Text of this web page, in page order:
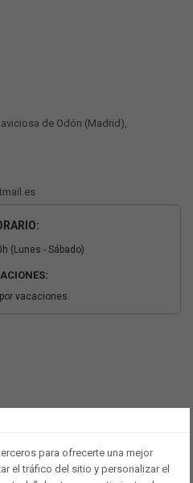
de Odón (Madrid),
(Lunes - Sábado)
vacaciones.
para ofrecerte una mejor
el tráfico del sitio y personalizar el